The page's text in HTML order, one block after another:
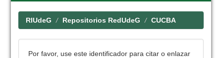
RIUdeG Repositorios RedUdeG CUCBA
Por favor, use este identificador para citar o enlazar